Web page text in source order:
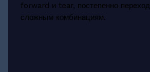
forward и tear, постепенно
сложным комбинациям.